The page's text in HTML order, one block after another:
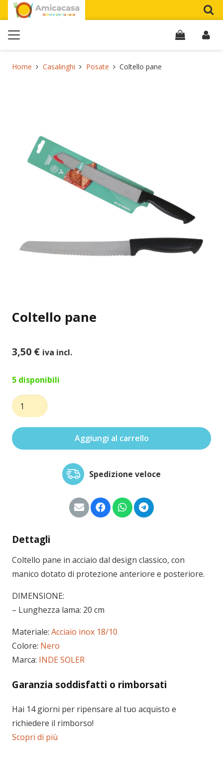
Home Casalinghi Posate Coltello pane
Coltello pane
3,50 € iva incl.
5 disponibili
Coltello
pane
quantità
Aggiungi al carrello
Spedizione veloce
Garanzia soddisfatti o rimborsati
Hai 14 giorni per ripensare al tuo acquisto e
richiedere il rimborso!
Scopri di più
Dettagli
Coltello pane in acciaio dal design classico, con
manico dotato di protezione anteriore e posteriore.
DIMENSIONE:
– Lunghezza lama: 20 cm
Materiale: Acciaio inox 18/10
Colore: Nero
Marca: INDE SOLER